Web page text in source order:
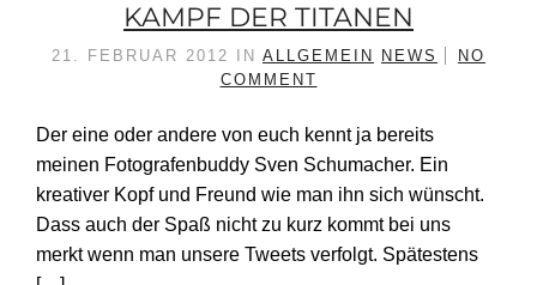
KAMPF DER TITANEN
21. FEBRUAR 2012 IN ALLGEMEIN NEWS
NO
COMMENT
Der eine oder andere von euch kennt ja bereits
meinen Fotografenbuddy Sven Schumacher. Ein
kreativer Kopf und Freund wie man ihn sich wünscht.
Dass auch der Spaß nicht zu kurz kommt bei uns
merkt wenn man unsere Tweets verfolgt. Spätestens